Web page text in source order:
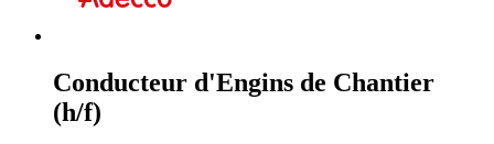
Conducteur d'Engins de Chantier
(h/f)